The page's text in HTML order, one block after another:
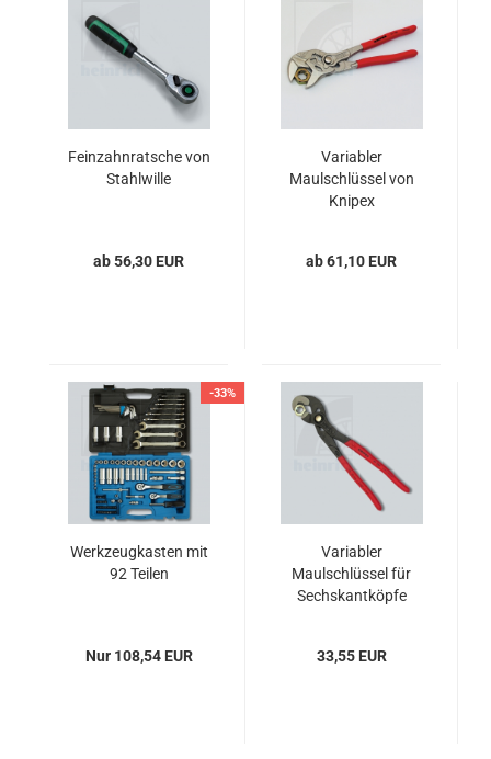
Feinzahnratsche von
Stahlwille
ab 56,30 EUR
Variabler
Maulschlüssel von
Knipex
ab 61,10 EUR
-33%
Werkzeugkasten mit
92 Teilen
Nur 108,54 EUR
Variabler
Maulschlüssel für
Sechskantköpfe
33,55 EUR